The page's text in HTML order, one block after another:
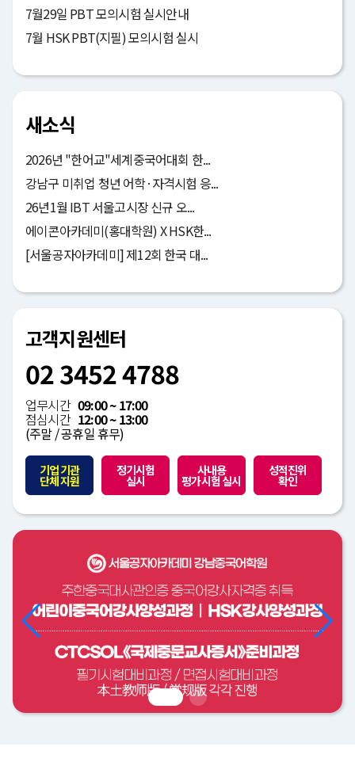
7월29일 PBT 모의시험 실시안내
7월 HSK PBT(지필) 모의시험 실시
새소식
2026년 "한어교"세계중국어대회 한...
강남구 미취업 청년 어학·자격시험 응...
26년1월 IBT 서울고시장 신규 오...
에이콘아카데미(홍대학원) X HSK한...
[서울공자아카데미] 제12회 한국 대...
고객지원센터
02 3452 4788
업무시간 09:00 ~ 17:00
점심시간 12:00 ~ 13:00
(주말 / 공휴일 휴무)
기업 기관
단체 지원
정기시험
실시
사내용
평가시험 실시
성적진위
확인